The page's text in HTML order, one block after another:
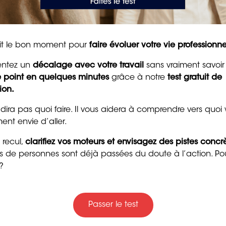
émotionnel et mental – lié au travail. Il s’installe
jusqu’à un effondrement. Il relève des
médicale. Mais une fois la phase aiguë prise en
que cela ne recommence ? C’est là que le bilan
Il est précédé de signaux : perte de sens, fatigue
ces signaux sont ignorés jusqu’à la rupture. Faire
du recul avant le point de non-retour : comprendre
et ses valeurs, et envisager une évolution ou
pour raviver la
et la confiance
Trente messages
4 min. de lecture
le bon moment pour faire évoluer votre vie
un décalage avec votre travail sans vraiment
point en quelques minutesgrâce à notre test gratuit de
dira pas quoi faire. Il vous aidera à comprendre vers quoi
envie d’aller.
recul, clarifiez vos moteurs et envisagez des pistes
de personnes sont déjà passées du doute à l’action.
Passer le test